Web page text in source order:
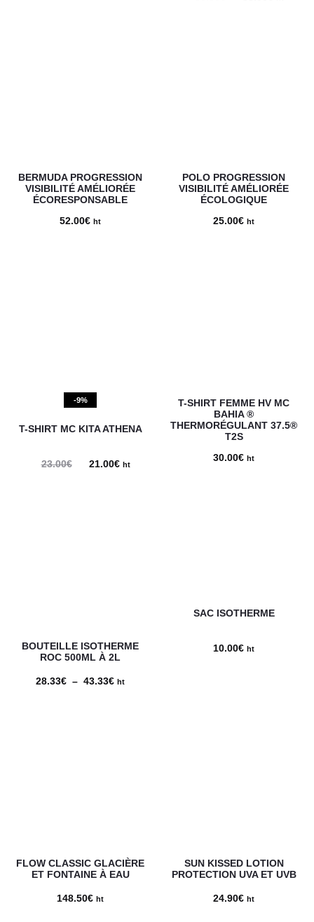
BERMUDA PROGRESSION
VISIBILITÉ AMÉLIORÉE
ÉCORESPONSABLE
52.00€ ht
POLO PROGRESSION
VISIBILITÉ AMÉLIORÉE
ÉCOLOGIQUE
25.00€ ht
-9%
T-SHIRT MC KITA ATHENA
23.00€ 21.00€Le
ht
T-SHIRT FEMME HV MC
BAHIA ®
THERMORÉGULANT 37.5®
T2S
30.00€ ht
BOUTEILLE ISOTHERME
ROC 500ML À 2L
28.33€ – 43.33€ Plage
ht
SAC ISOTHERME
10.00€ ht
FLOW CLASSIC GLACIÈRE
ET FONTAINE À EAU
148.50€ ht
SUN KISSED LOTION
PROTECTION UVA ET UVB
24.90€ ht